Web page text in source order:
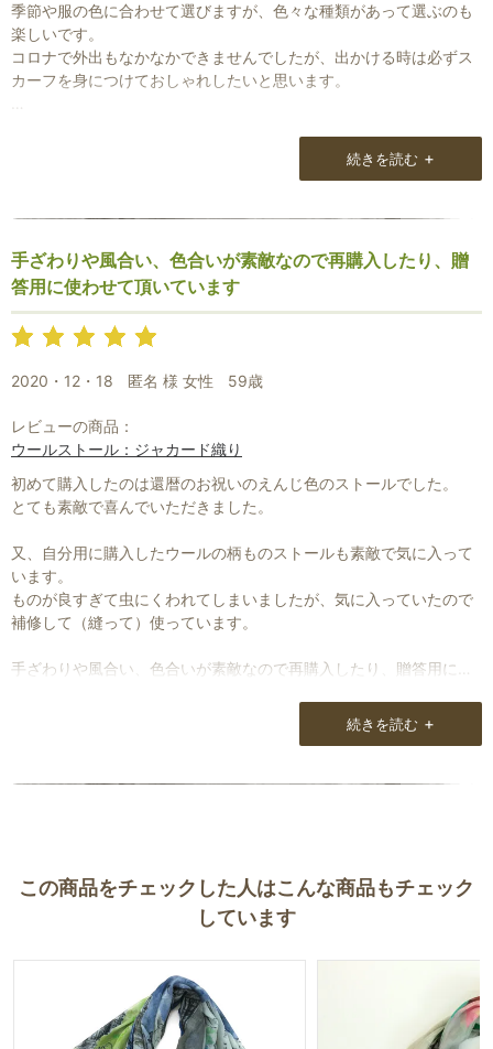
季節や服の色に合わせて選びますが、色々な種類があって選ぶのも
楽しいです。
コロナで外出もなかなかできませんでしたが、出かける時は必ずス
カーフを身につけておしゃれしたいと思います。
続きを読む +
手ざわりや風合い、色合いが素敵なので再購入したり、贈
答用に使わせて頂いています
2020・12・18 匿名 様 女性 59歳
レビューの商品：
ウールストール：ジャカード織り
初めて購入したのは還暦のお祝いのえんじ色のストールでした。
とても素敵で喜んでいただきました。
又、自分用に購入したウールの柄ものストールも素敵で気に入って
います。
ものが良すぎて虫にくわれてしまいましたが、気に入っていたので
補修して（縫って）使っています。
手ざわりや風合い、色合いが素敵なので再購入したり、贈答用に使
続きを読む +
この商品をチェックした人はこんな商品もチェック
しています